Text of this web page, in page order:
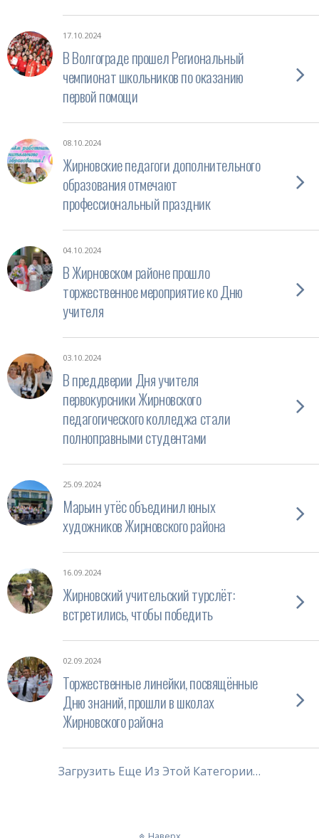
17.10.2024
В Волгограде прошел Региональный
чемпионат школьников по оказанию
первой помощи
08.10.2024
Жирновские педагоги дополнительного
образования отмечают
профессиональный праздник
04.10.2024
В Жирновском районе прошло
торжественное мероприятие ко Дню
учителя
03.10.2024
В преддверии Дня учителя
первокурсники Жирновского
педагогического колледжа стали
полноправными студентами
25.09.2024
Марьин утёс объединил юных
художников Жирновского района
16.09.2024
Жирновский учительский турслёт:
встретились, чтобы победить
02.09.2024
Торжественные линейки, посвящённые
Дню знаний, прошли в школах
Жирновского района
Загрузить Еще Из Этой Категории…